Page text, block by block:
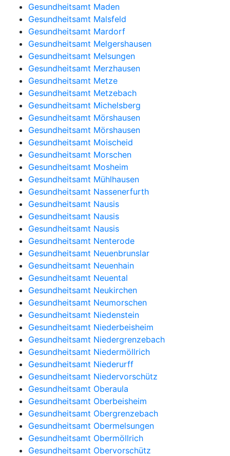
Gesundheitsamt Maden
Gesundheitsamt Malsfeld
Gesundheitsamt Mardorf
Gesundheitsamt Melgershausen
Gesundheitsamt Melsungen
Gesundheitsamt Merzhausen
Gesundheitsamt Metze
Gesundheitsamt Metzebach
Gesundheitsamt Michelsberg
Gesundheitsamt Mörshausen
Gesundheitsamt Mörshausen
Gesundheitsamt Moischeid
Gesundheitsamt Morschen
Gesundheitsamt Mosheim
Gesundheitsamt Mühlhausen
Gesundheitsamt Nassenerfurth
Gesundheitsamt Nausis
Gesundheitsamt Nausis
Gesundheitsamt Nausis
Gesundheitsamt Nenterode
Gesundheitsamt Neuenbrunslar
Gesundheitsamt Neuenhain
Gesundheitsamt Neuental
Gesundheitsamt Neukirchen
Gesundheitsamt Neumorschen
Gesundheitsamt Niedenstein
Gesundheitsamt Niederbeisheim
Gesundheitsamt Niedergrenzebach
Gesundheitsamt Niedermöllrich
Gesundheitsamt Niederurff
Gesundheitsamt Niedervorschütz
Gesundheitsamt Oberaula
Gesundheitsamt Oberbeisheim
Gesundheitsamt Obergrenzebach
Gesundheitsamt Obermelsungen
Gesundheitsamt Obermöllrich
Gesundheitsamt Obervorschütz